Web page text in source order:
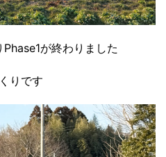
が終わりました
りです